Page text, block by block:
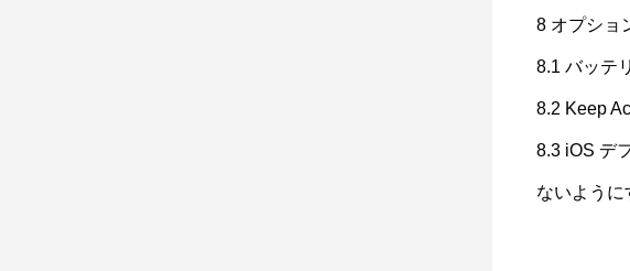
8 オプショ
8.1 バッテ
8.2 Keep
8.3 iOS デ
ないように